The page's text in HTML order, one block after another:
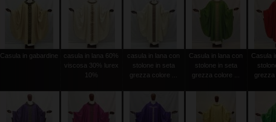
Casula in gabardine
casula in lana 60%
viscosa 30% lurex
10%
casula in lana con
stolone in seta
grezza colore ...
Casula in lana con
stolone in seta
grezza colore ...
Casula
grezza